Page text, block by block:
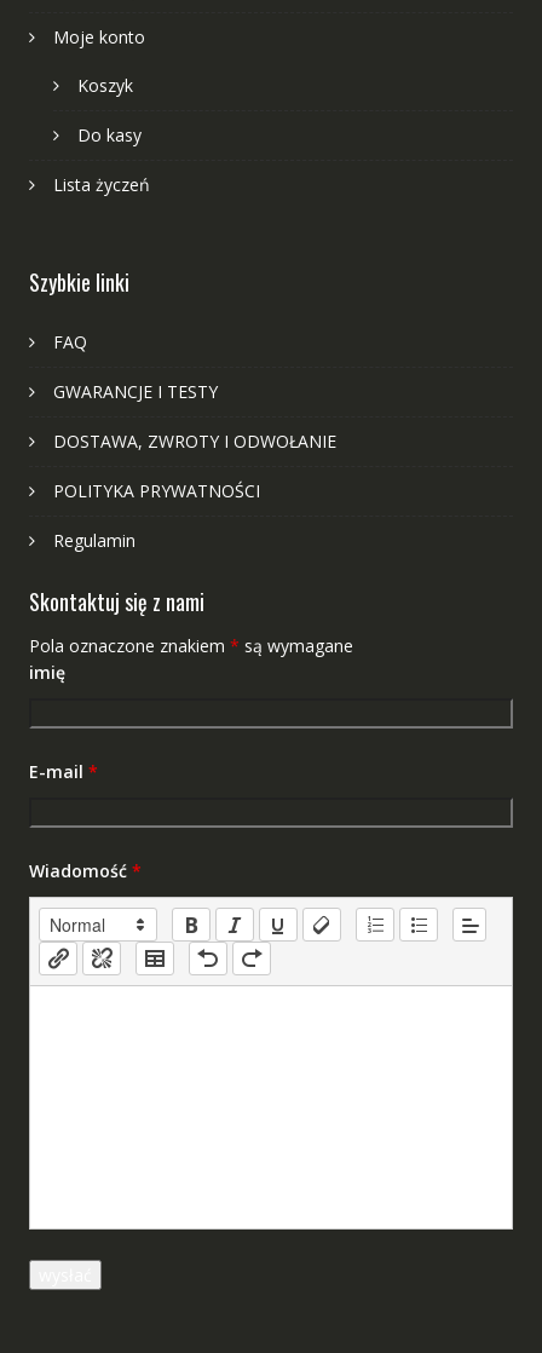
Moje konto
Koszyk
Do kasy
Lista życzeń
Szybkie linki
FAQ
GWARANCJE I TESTY
DOSTAWA, ZWROTY I ODWOŁANIE
POLITYKA PRYWATNOŚCI
Regulamin
Skontaktuj się z nami
Pola oznaczone znakiem * są wymagane
imię
E-mail *
Wiadomość *